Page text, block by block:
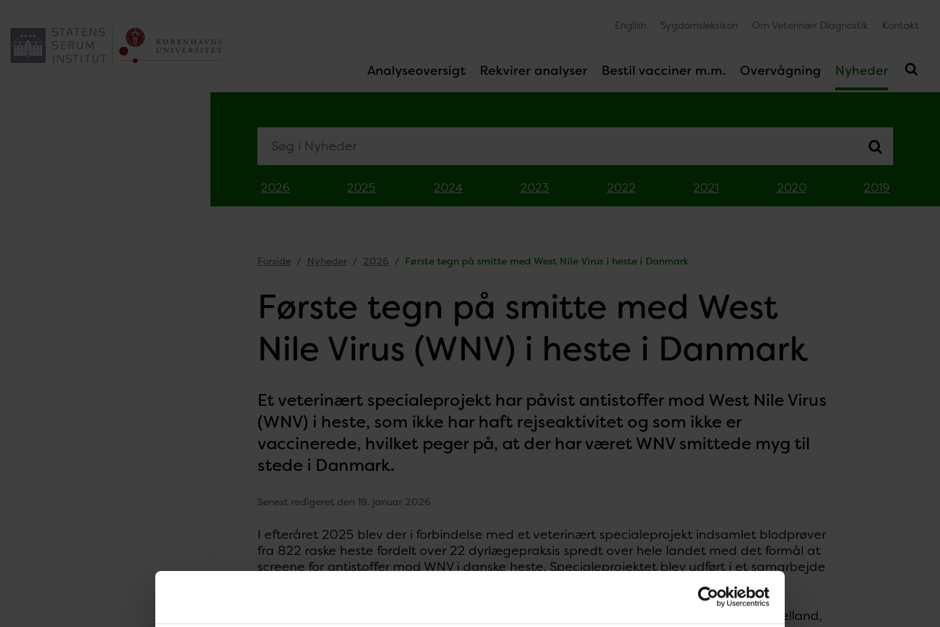
Analyseoversigt Rekvirer analyser Bestil vacciner m.m. Overvågning Nyheder
English Sygdomsleksikon Om Veterinær Diagnostik Kontakt
2026 2025 2024 2023 2022 2021 2020 2019
Forside Nyheder 2026 Første tegn på smitte med West Nile Virus i heste i Danmark
Første tegn på smitte med West
Nile Virus (WNV) i heste i Danmark
Et veterinært specialeprojekt har påvist antistoffer mod West Nile Virus
(WNV) i heste, som ikke har haft rejseaktivitet og som ikke er
vaccinerede, hvilket peger på, at der har været WNV smittede myg til
stede i Danmark.
Senest redigeret den 19. januar 2026
I efteråret 2025 blev der i forbindelse med et veterinært specialeprojekt indsamlet blodprøver
fra 822 raske heste fordelt over 22 dyrlægepraksis spredt over hele landet med det formål at
screene for antistoffer mod WNV i danske heste. Specialeprojektet blev udført i et samarbejde
Undersøgelserne viste, at fire heste, med oprindelse i region Syddanmark og region Sjælland,